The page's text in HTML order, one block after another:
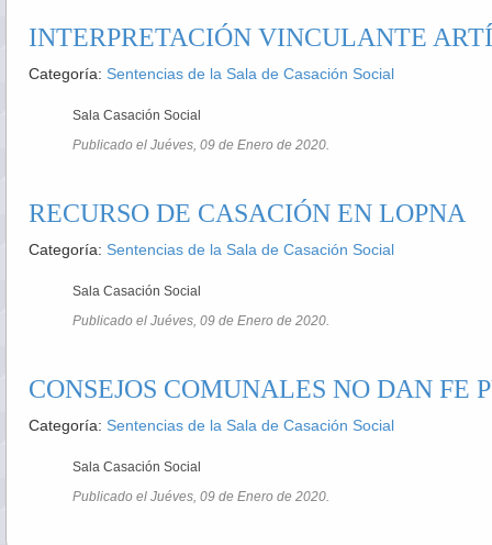
INTERPRETACIÓN VINCULANTE
Categoría: Sentencias de la Sala de Casación Social
Sala Casación Social
Publicado el Juéves, 09 de Enero de 2020.
RECURSO DE CASACIÓN EN LOPNA
Categoría: Sentencias de la Sala de Casación Social
Sala Casación Social
Publicado el Juéves, 09 de Enero de 2020.
CONSEJOS COMUNALES NO DAN FE
Categoría: Sentencias de la Sala de Casación Social
Sala Casación Social
Publicado el Juéves, 09 de Enero de 2020.